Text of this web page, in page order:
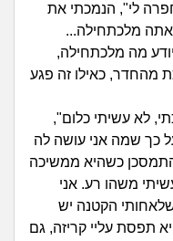
מהבקו"ם... ועד מתי?!
לימודים וסטודנטים
עבודה וקריירה
חברים ואנשים
בית, שכנים ושותפים
לי", הנמכתי את
מה מלכתחילה,
מהחדר, כאילו זה פגע
לא עשיתי כלום",
כך שמה אני עושה לה
כשהיא ממשיכה
משהו רע. אני
שלאחותי הקטנה יש
תפסת עליי קריזה, גם